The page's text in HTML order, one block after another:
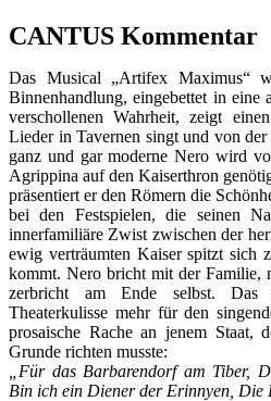
CANTUS Kommentar
Das Musical „Artifex Maximus“
Binnenhandlung, eingebettet in eine
verschollenen Wahrheit, zeigt
Lieder in Tavernen singt und von
ganz und gar moderne Nero wird
Agrippina auf den Kaiserthron
präsentiert er den Römern die
bei den Festspielen, die seinen
innerfamiliäre Zwist zwischen der
ewig verträumten Kaiser spitzt sich
kommt. Nero bricht mit der Familie,
zerbricht am Ende selbst. Das
Theaterkulisse mehr für den
prosaische Rache an jenem Staat,
Grunde richten musste:
„Für das Barbarendorf am Tiber,
Bin ich ein Diener der Erinnyen, Die